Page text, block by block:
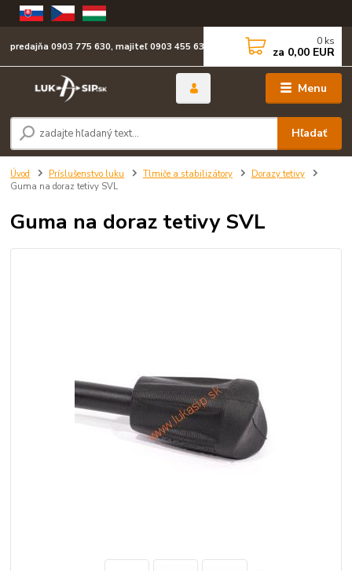
Menu
Hľadať
predajňa 0903 775 630, majiteľ 0903 455 630 0 ks
za 0,00 EUR
Úvod Príslušenstvo luku Tlmiče a stabilizátory
Dorazy tetivy
Guma na doraz tetivy SVL
Guma na doraz tetivy SVL